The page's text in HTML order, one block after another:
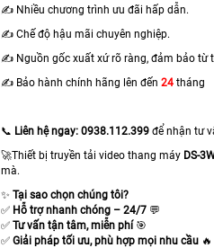
✍️ Nhiều chương trình ưu đãi hấp dẫn.
✍️ Chế độ hậu mãi chuyên nghiệp.
✍️ Nguồn gốc xuất xứ rõ ràng, đảm bảo từ
✍️ Bảo hành chính hãng lên đến 24 tháng
📞 Liên hệ ngay: 0938.112.399 để nhận tư
🚀Thiết bị truyền tải video thang máy DS-
mà.
✨ Tại sao chọn chúng tôi?
✅ Hỗ trợ nhanh chóng – 24/7 💬
✅ Tư vấn tận tâm, miễn phí🎯
✅ Giải pháp tối ưu, phù hợp mọi nhu cầu 🔥